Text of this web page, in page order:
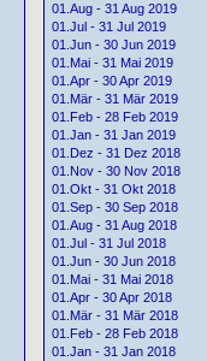
01.Aug - 31 Aug 2019
01.Jul - 31 Jul 2019
01.Jun - 30 Jun 2019
01.Mai - 31 Mai 2019
01.Apr - 30 Apr 2019
01.Mär - 31 Mär 2019
01.Feb - 28 Feb 2019
01.Jan - 31 Jan 2019
01.Dez - 31 Dez 2018
01.Nov - 30 Nov 2018
01.Okt - 31 Okt 2018
01.Sep - 30 Sep 2018
01.Aug - 31 Aug 2018
01.Jul - 31 Jul 2018
01.Jun - 30 Jun 2018
01.Mai - 31 Mai 2018
01.Apr - 30 Apr 2018
01.Mär - 31 Mär 2018
01.Feb - 28 Feb 2018
01.Jan - 31 Jan 2018